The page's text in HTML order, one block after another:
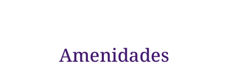
Amenidades